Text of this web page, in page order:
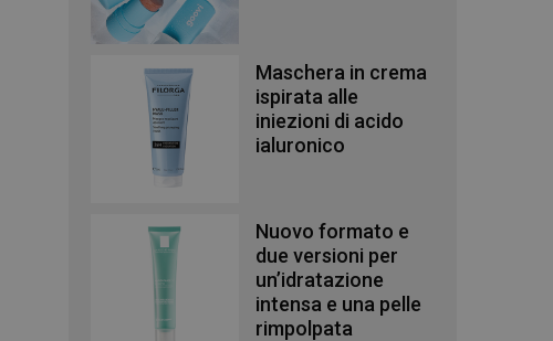
Maschera in crema
ispirata alle
iniezioni di acido
ialuronico
Nuovo formato e
due versioni per
un’idratazione
intensa e una pelle
rimpolpata